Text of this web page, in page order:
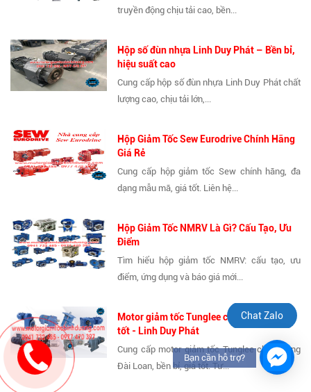
truyền động chịu tải cao, bền...
Hộp số đùn nhựa Linh Duy Phát – Bền bỉ,
hiệu suất cao
Cung cấp hộp số đùn nhựa Linh Duy Phát chất
lượng cao, chịu tải lớn,...
Hộp Giảm Tốc Sew Eurodrive Chính Hãng
Giá Rẻ
Cung cấp hộp giảm tốc Sew chính hãng, đa
dạng mẫu mã, giá tốt. Liên hệ...
Hộp Giảm Tốc NMRV Là Gì? Cấu Tạo, Ưu
Điểm
Tìm hiểu hộp giảm tốc NMRV: cấu tạo, ưu
điểm, ứng dụng và báo giá mới...
Motor giảm tốc Tunglee chính hãng, giá
tốt - Linh Duy Phát
Cung cấp motor giảm tốc Tunglee chính hãng
Đài Loan, bền bỉ, giá tốt. Tư...
Chat Zalo
Bạn cần hỗ trợ?